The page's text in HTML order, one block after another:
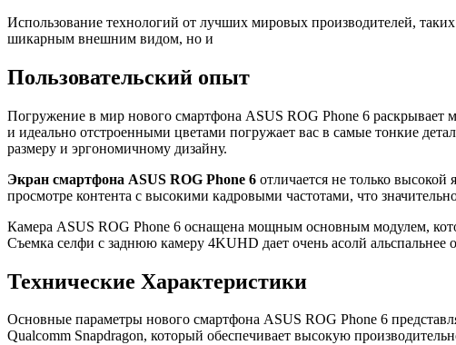
Использование технологий от лучших мировых производителей, таких
шикарным внешним видом, но и
Пользовательский опыт
Погружение в мир нового смартфона ASUS ROG Phone 6
и идеально отстроенными цветами погружает вас в самые тонкие
размеру и эргономичному дизайну.
Экран смартфона ASUS ROG Phone 6 отличается не только
просмотре контента с высокими кадровыми частотами, что
Камера ASUS ROG Phone 6 оснащена мощным основным модулем,
Съемка селфи с заднюю камеру 4KUHD дает очень асолй альспальнее
Технические Характеристики
Основные параметры нового смартфона ASUS ROG Phone 6
Qualcomm Snapdragon, который обеспечивает высокую